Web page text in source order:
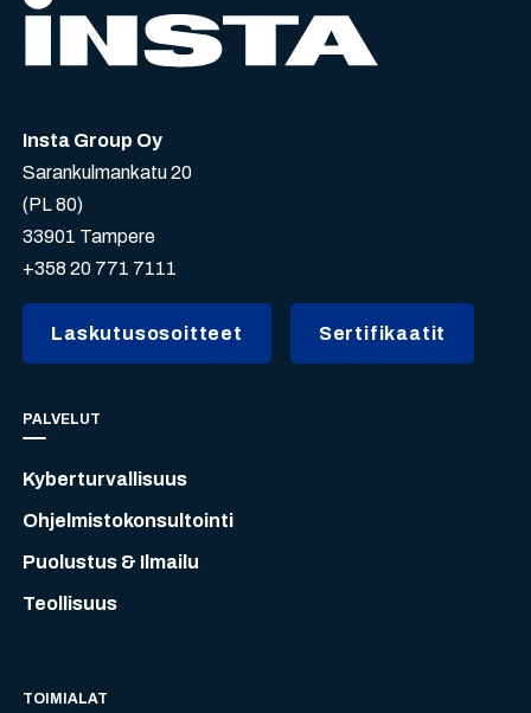
Insta Group Oy
Sarankulmankatu 20
(PL 80)
33901 Tampere
+358 20 771 7111
Laskutusosoitteet Sertifikaatit
PALVELUT
Kyberturvallisuus
Ohjelmistokonsultointi
Puolustus & Ilmailu
Teollisuus
TOIMIALAT